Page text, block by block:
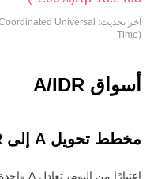
آخر تحديث: Universal
Time)
أسواق A/IDR
مخطط تحويل A إلى IDR